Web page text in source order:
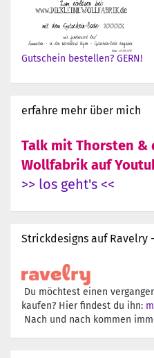
Gutschein bestellen? GERN!
erfahre mehr über mich
Talk mit Thorsten &
Wollfabrik auf
>> los geht's <<
Strickdesigns auf Ravelry
Du möchtest einen
kaufen? Hier findest du ihn:
Nach und nach kommen